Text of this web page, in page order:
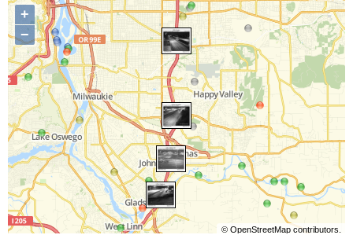
+
−
© OpenStreetMapcontributors.